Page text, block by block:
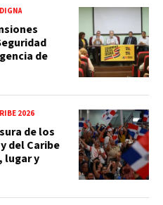
de
2026
de los
del Caribe
lugar y